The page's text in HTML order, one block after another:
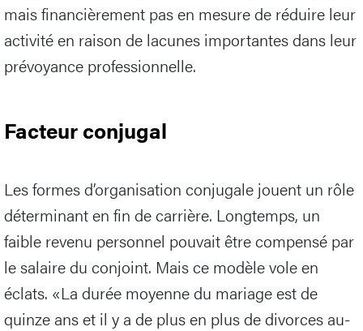
mais financièrement pas en mesure de réduire leur
activité en raison de lacunes importantes dans leur
prévoyance professionnelle.
Facteur conjugal
Les formes d’organisation conjugale jouent un rôle
déterminant en fin de carrière. Longtemps, un
faible revenu personnel pouvait être compensé par
le salaire du conjoint. Mais ce modèle vole en
éclats. «La durée moyenne du mariage est de
quinze ans et il y a de plus en plus de divorces au-